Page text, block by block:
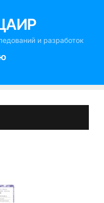
и разработок